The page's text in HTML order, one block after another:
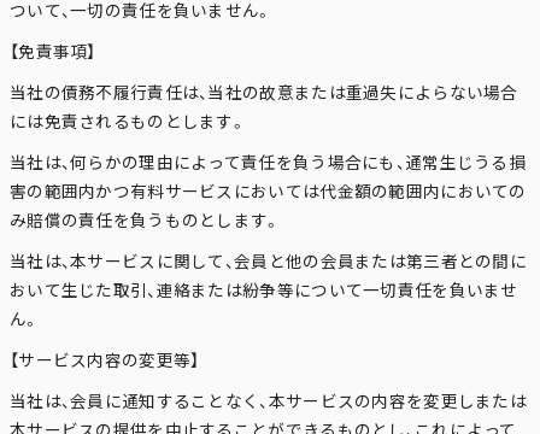
ついて、一切の責任を負いません。
【免責事項】
当社の債務不履行責任は、当社の故意または重過失によらない場合
には免責されるものとします。
当社は、何らかの理由によって責任を負う場合にも、通常生じうる損
害の範囲内かつ有料サービスにおいては代金額の範囲内においての
み賠償の責任を負うものとします。
当社は、本サービスに関して、会員と他の会員または第三者との間に
おいて生じた取引、連絡または紛争等について一切責任を負いませ
ん。
【サービス内容の変更等】
当社は、会員に通知することなく、本サービスの内容を変更しまたは